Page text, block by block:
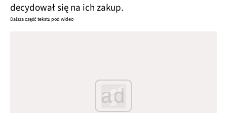
decydował się na ich zakup.
Dalsza część tekstu pod wideo
ad